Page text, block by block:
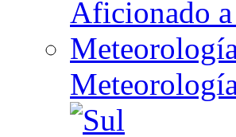
Meteorología